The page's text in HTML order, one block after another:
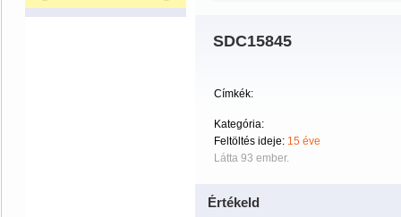
SDC15845
Címkék:
Kategória:
Feltöltés ideje: 15 éve
Látta 93 ember.
Értékeld